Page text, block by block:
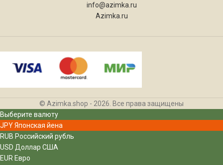
info@azimka.ru
Azimka.ru
© Azimka.shop - 2026. Все права защищены
Выберите валюту
JPYЯпонская йена
RUB Российский рубль
USD Доллар США
EUR Евро